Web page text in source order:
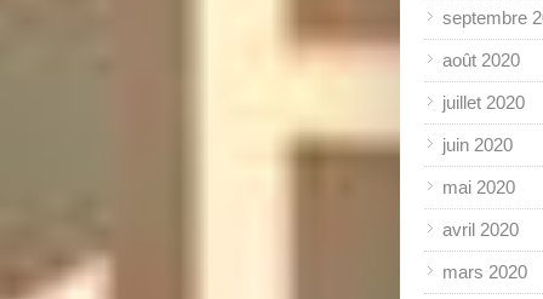
septembre
août 2020
juillet 2020
juin 2020
mai 2020
avril 2020
mars 2020